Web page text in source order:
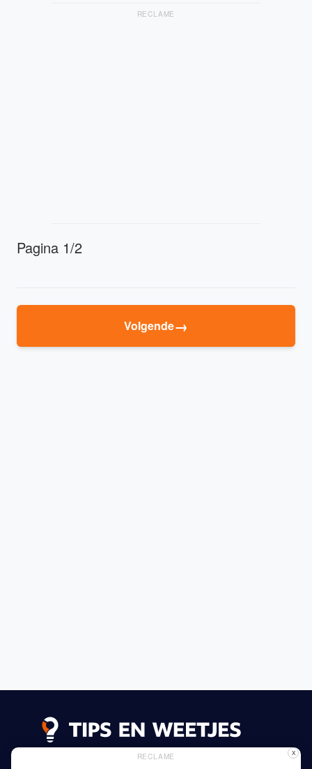
RECLAME
Pagina 1/2
Volgende→
RECLAME X